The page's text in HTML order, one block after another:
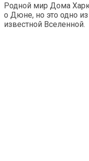
Родной мир Дома
о Дюне, но это одно
известной Вселенной.